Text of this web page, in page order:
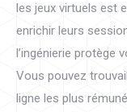
les jeux virtuels est
enrichir leurs
l’ingénierie protège
Vous pouvez
ligne les plus